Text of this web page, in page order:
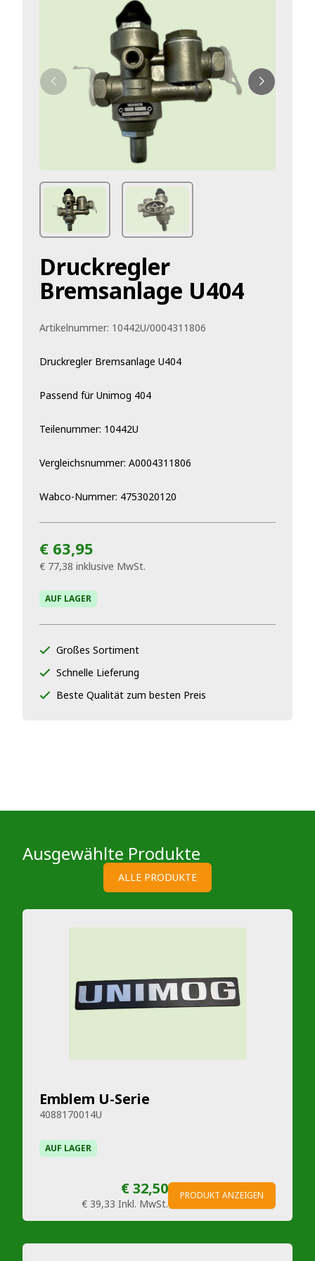
Druckregler
Bremsanlage U404
Artikelnummer: 10442U/0004311806
Druckregler Bremsanlage U404
Passend für Unimog 404
Teilenummer: 10442U
Vergleichsnummer: A0004311806
Wabco-Nummer: 4753020120
€ 63,95
€ 77,38 inklusive MwSt.
AUF LAGER
Großes Sortiment
Schnelle Lieferung
Beste Qualität zum besten Preis
Ausgewählte Produkte
ALLE PRODUKTE
Emblem U-Serie
4088170014U
AUF LAGER
€ 32,50
€ 39,33 Inkl. MwSt.
PRODUKT ANZEIGEN